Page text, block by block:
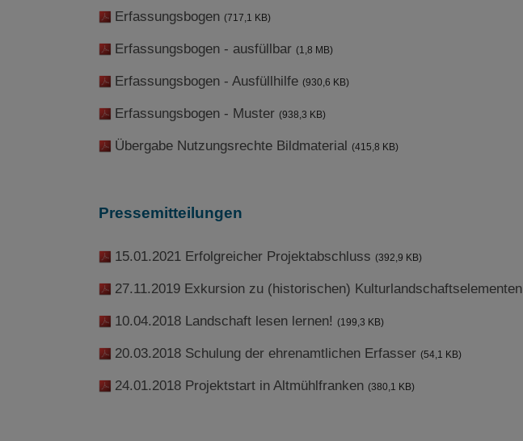
Erfassungsbogen (717,1 KB)
Erfassungsbogen - ausfüllbar (1,8 MB)
Erfassungsbogen - Ausfüllhilfe (930,6 KB)
Erfassungsbogen - Muster (938,3 KB)
Übergabe Nutzungsrechte Bildmaterial (415,8 KB)
Pressemitteilungen
15.01.2021 Erfolgreicher Projektabschluss (392,9 KB)
27.11.2019 Exkursion zu (historischen) Kulturlandschaftselementen
10.04.2018 Landschaft lesen lernen! (199,3 KB)
20.03.2018 Schulung der ehrenamtlichen Erfasser (54,1 KB)
24.01.2018 Projektstart in Altmühlfranken (380,1 KB)